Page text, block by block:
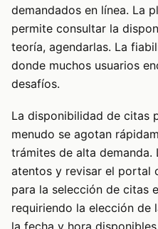
demandados en línea. La
permite consultar la
teoría, agendarlas. La
donde muchos usuarios
desafíos.
La disponibilidad de citas
menudo se agotan
trámites de alta demanda.
atentos y revisar el portal
para la selección de citas
requiriendo la elección de
la fecha y hora